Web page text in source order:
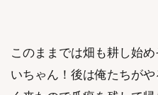
このままでは畑も耕し始
いちゃん！後は俺たちが